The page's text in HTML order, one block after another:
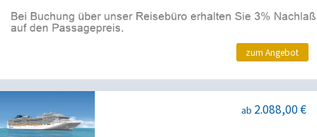
zum Angebot
ab 2.088,00 €